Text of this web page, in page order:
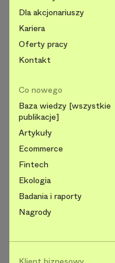
Dla akcjonariuszy
Kariera
Oferty pracy
Kontakt
Co nowego
Baza wiedzy [wszystkie
publikacje]
Artykuły
Ecommerce
Fintech
Ekologia
Badania i raporty
Nagrody